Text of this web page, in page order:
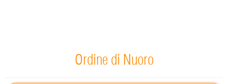
Ordine di Nuoro